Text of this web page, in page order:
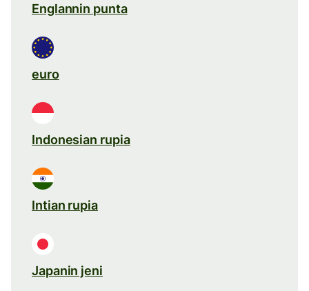
Englannin punta
euro
Indonesian rupia
Intian rupia
Japanin jeni